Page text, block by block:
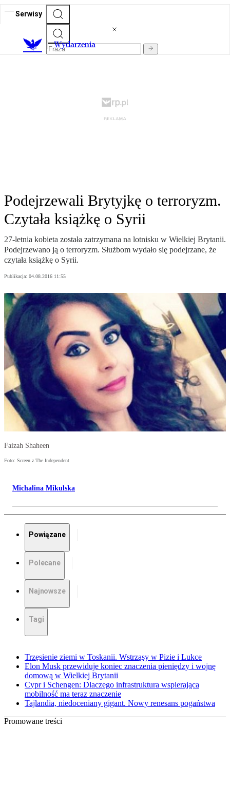
Serwisy
Wydarzenia
Podejrzewali Brytyjkę o terroryzm.
Czytała książkę o Syrii
27-letnia kobieta została zatrzymana na lotnisku w Wielkiej Brytanii.
Podejrzewano ją o terroryzm. Służbom wydało się podejrzane, że
czytała książkę o Syrii.
Publikacja: 04.08.2016 11:55
Faizah Shaheen
Foto: Screen z The Independent
Michalina Mikulska
Powiązane
Polecane
Najnowsze
Tagi
Trzęsienie ziemi w Toskanii. Wstrząsy w Pizie i Lukce
Elon Musk przewiduje koniec znaczenia pieniędzy i wojnę
domową w Wielkiej Brytanii
Cypr i Schengen: Dlaczego infrastruktura wspierająca
mobilność ma teraz znaczenie
Tajlandia, niedoceniany gigant. Nowy renesans pogaństwa
Promowane treści